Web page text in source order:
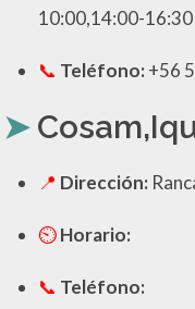
10:00,14:00-
Teléfono: +56
Dirección:
Horario:
Teléfono: